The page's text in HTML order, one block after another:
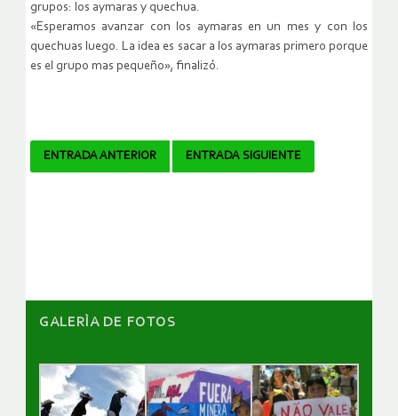
grupos: los aymaras y quechua.
«Esperamos avanzar con los aymaras en un mes y con los
quechuas luego. La idea es sacar a los aymaras primero porque
es el grupo mas pequeño», finalizó.
Navegador
ENTRADA ANTERIOR ENTRADA SIGUIENTE
GALERÌA DE FOTOS